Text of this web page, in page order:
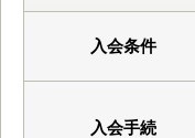
入会条件
入会手続